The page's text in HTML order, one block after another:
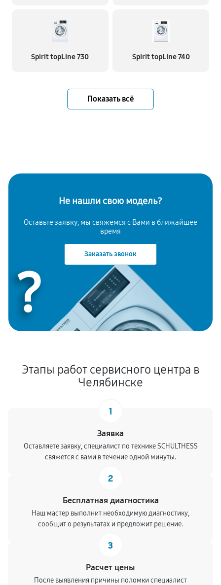
Spirit topLine 730 Spirit topLine 740
Показать всё
Не нашли свою модель?
Оставьте заявку, мы свяжемся с Вами в ближайшее
время
Заказать звонок
?
Этапы работ сервисного центра в
Челябинске
1
Заявка
Оставляете заявку, специалист по технике SCHULTHESS
свяжется с вами в течение одной минуты.
2
Бесплатная диагностика
Наш мастер выполнит необходимую диагностику,
сообщит о результатах и предложит решение.
3
Расчет цены
После выявления причины поломки специалист